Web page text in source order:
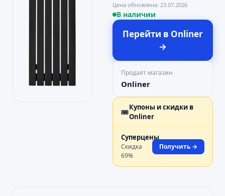
Цена обновлена: 23.07.2026
В наличии
Перейти в Onliner
→
Продаёт магазин
Onliner
🎟️Купоны и скидки в
Onliner
Суперцены
Скидка
69%
Получить →